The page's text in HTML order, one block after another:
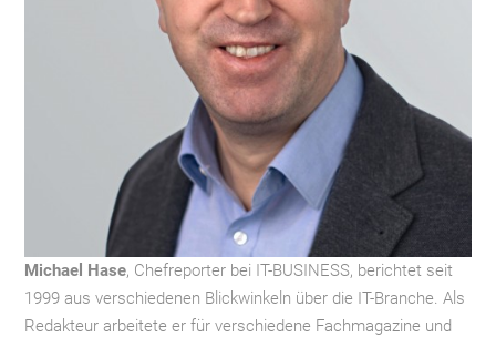
Michael Hase, Chefreporter bei IT-BUSINESS, berichtet seit
1999 aus verschiedenen Blickwinkeln über die IT-Branche. Als
Redakteur arbeitete er für verschiedene Fachmagazine und